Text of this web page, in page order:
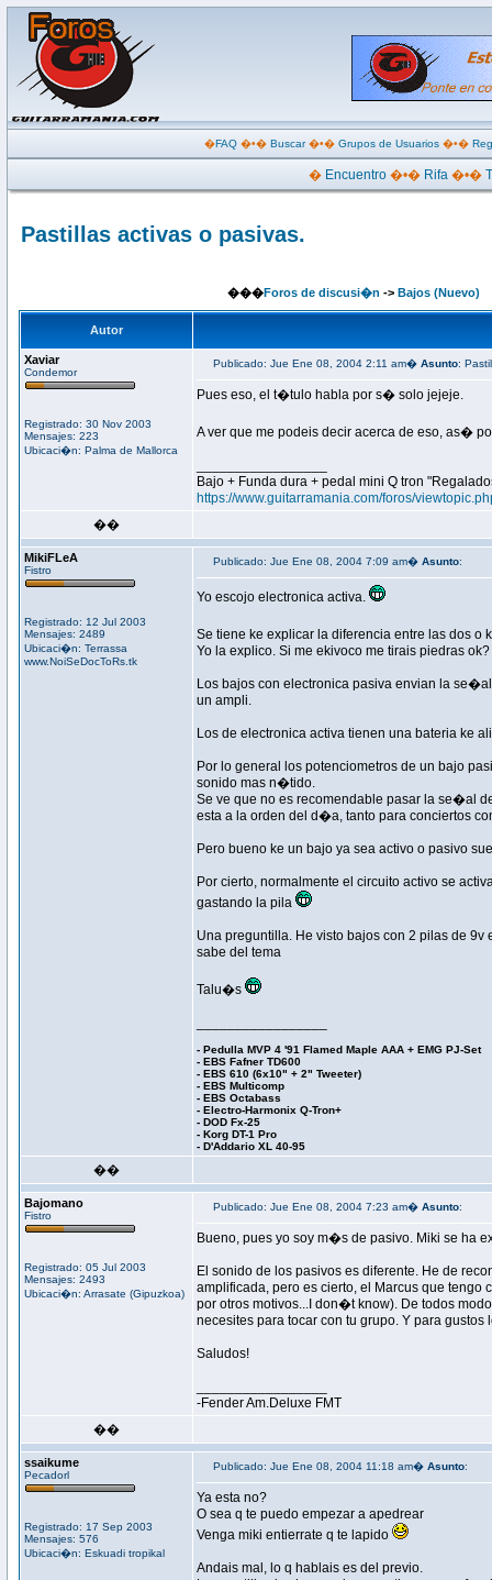
�FAQ�•� Buscar�•� Grupos de Usuarios�•�
� Encuentro �•� Rifa �•�
Pastillas activas o pasivas.
���Foros de discusi�n -> Bajos (Nuevo)
Autor
Xaviar
Condemor
Registrado: 30 Nov 2003
Mensajes: 223
Ubicaci�n: Palma de Mallorca
Publicado: Jue Ene 08, 2004 2:11 am� Asunto:
Pues eso, el t�tulo habla por s� solo jejeje.
A ver que me podeis decir acerca de eso, as�
Bajo + Funda dura + pedal mini Q tron
https://www.guitarramania.com/foros/
��
MikiFLeA
Fistro
Registrado: 12 Jul 2003
Mensajes: 2489
Ubicaci�n: Terrassa
www.NoiSeDocToRs.tk
Publicado: Jue Ene 08, 2004 7:09 am� Asunto:
Yo escojo electronica activa.
Se tiene ke explicar la diferencia entre las dos o
Yo la explico. Si me ekivoco me tirais piedras
Los bajos con electronica pasiva envian la
un ampli.
Los de electronica activa tienen una bateria ke
Por lo general los potenciometros de un bajo
sonido mas n�tido.
Se ve que no es recomendable pasar la se�al
esta a la orden del d�a, tanto para conciertos
Pero bueno ke un bajo ya sea activo o pasivo
Por cierto, normalmente el circuito activo se
gastando la pila
Una preguntilla. He visto bajos con 2 pilas de
sabe del tema
Talu�s
- Pedulla MVP 4 '91 Flamed Maple AAA + EMG PJ-Set
- EBS Fafner TD600
- EBS 610 (6x10" + 2" Tweeter)
- EBS Multicomp
- EBS Octabass
- Electro-Harmonix Q-Tron+
- DOD Fx-25
- Korg DT-1 Pro
- D'Addario XL 40-95
��
Bajomano
Fistro
Registrado: 05 Jul 2003
Mensajes: 2493
Ubicaci�n: Arrasate (Gipuzkoa)
Publicado: Jue Ene 08, 2004 7:23 am� Asunto:
Bueno, pues yo soy m�s de pasivo. Miki se ha
El sonido de los pasivos es diferente. He de
amplificada, pero es cierto, el Marcus que
por otros motivos...I don�t know). De todos
necesites para tocar con tu grupo. Y para
Saludos!
-Fender Am.Deluxe FMT
��
ssaikume
Pecadorl
Registrado: 17 Sep 2003
Mensajes: 576
Ubicaci�n: Eskuadi tropikal
Publicado: Jue Ene 08, 2004 11:18 am� Asunto:
Ya esta no?
O sea q te puedo empezar a apedrear
Venga miki entierrate q te lapido
Andais mal, lo q hablais es del previo.